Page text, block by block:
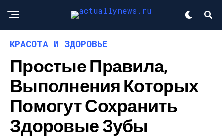
КРАСОТА И ЗДОРОВЬЕ
Простые Правила,
Выполнения Которых
Помогут Сохранить
Здоровые Зубы